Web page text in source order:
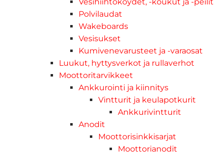
Polvilaudat
Wakeboards
Vesisukset
Kumivenevarusteet ja -varaosat
Luukut, hyttysverkot ja rullaverhot
Moottoritarvikkeet
Ankkurointi ja kiinnitys
Vintturit ja keulapotkurit
Ankkurivintturit
Anodit
Moottorisinkkisarjat
Moottorianodit